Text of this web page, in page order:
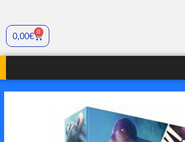
0,00€ 0
Cart